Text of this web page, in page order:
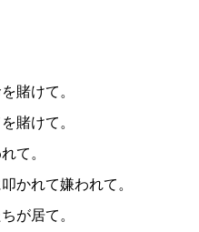
賭けて。
賭けて。
て。
かれて嫌われて。
が居て。